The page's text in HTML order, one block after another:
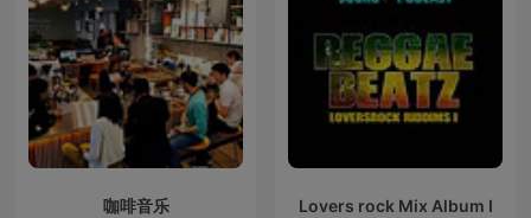
咖啡音乐 Lovers rock Mix Album I